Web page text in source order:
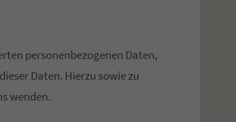
personenbezogenen Daten,
Daten. Hierzu sowie zu
wenden.